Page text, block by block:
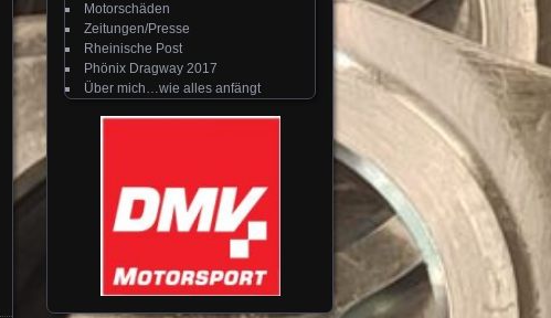
Motorschäden
Zeitungen/Presse
Rheinische Post
Phönix Dragway 2017
Über mich…wie alles anfängt